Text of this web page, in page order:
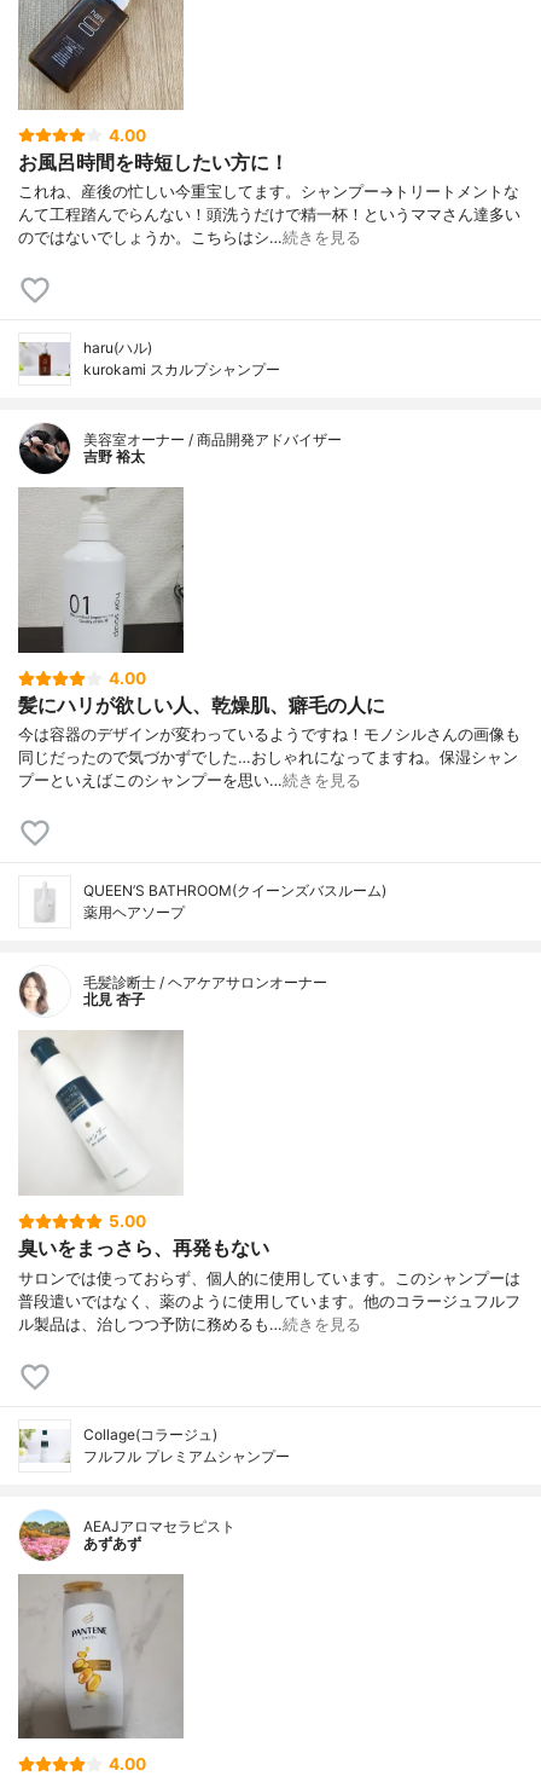
4.00
お風呂時間を時短したい方に！
これね、産後の忙しい今重宝してます。シャンプー→トリートメントな
んて工程踏んでらんない！頭洗うだけで精一杯！というママさん達多い
のではないでしょうか。こちらはシ…続きを見る
haru(ハル)
kurokami スカルプシャンプー
美容室オーナー / 商品開発アドバイザー
吉野 裕太
4.00
髪にハリが欲しい人、乾燥肌、癖毛の人に
今は容器のデザインが変わっているようですね！モノシルさんの画像も
同じだったので気づかずでした…おしゃれになってますね。保湿シャン
プーといえばこのシャンプーを思い…続きを見る
QUEEN’S BATHROOM(クイーンズバスルーム)
薬用ヘアソープ
毛髪診断士 / ヘアケアサロンオーナー
北見 杏子
5.00
臭いをまっさら、再発もない
サロンでは使っておらず、個人的に使用しています。このシャンプーは
普段遣いではなく、薬のように使用しています。他のコラージュフルフ
ル製品は、治しつつ予防に務めるも…続きを見る
Collage(コラージュ)
フルフル プレミアムシャンプー
AEAJアロマセラピスト
あずあず
4.00